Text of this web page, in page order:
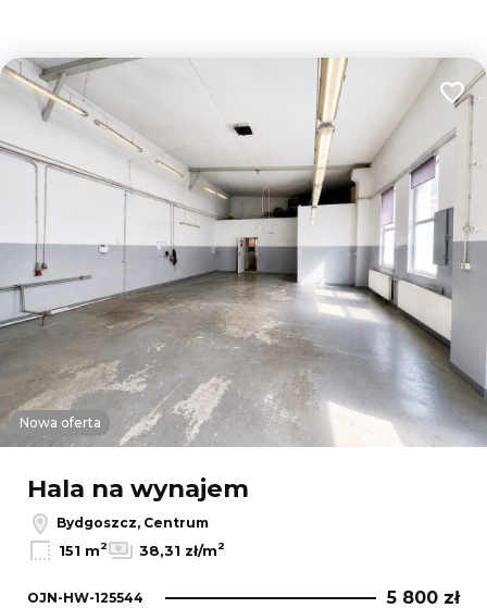
Nowa oferta
Hala na wynajem
Bydgoszcz, Centrum
151 m2 38,31 zł/m2
OJN-HW-125544 5 800 zł